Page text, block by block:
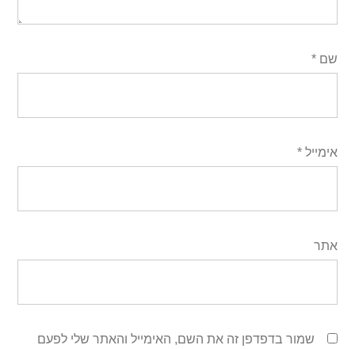
שם *
אימייל *
אתר
שמור בדפדפן זה את השם, האימייל והאתר שלי לפעם